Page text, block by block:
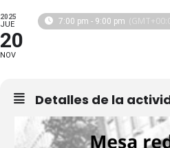
2025
JUE
20
NOV
7:00 pm - 9:00 pm
Detalles de la